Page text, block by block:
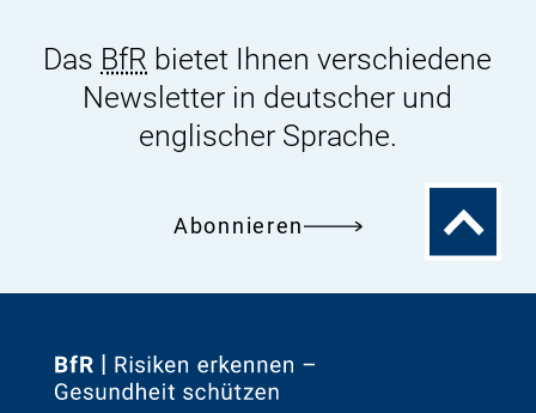
Das BfR bietet Ihnen verschiedene
Newsletter in deutscher und
englischer Sprache.
Abonnieren
Zum
Zur